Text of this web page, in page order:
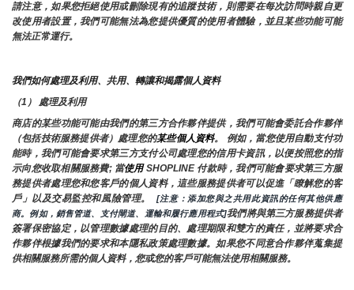
請注意，如果您拒絕使用或刪除現有的追蹤技術，則需要在每次訪問時親自更
改使用者設置，我們可能無法為您提供優質的使用者體驗，並且某些功能可能
無法正常運行。
我們如何處理及利用、共用、轉讓和揭露個人資料
（1） 處理及利用
商店的某些功能可能由我們的第三方合作夥伴提供，我們可能會委託合作夥伴
（包括技術服務提供者）處理您的某些個人資料。 例如，當您使用自動支付功
能時，我們可能會要求第三方支付公司處理您的信用卡資訊，以便按照您的指
示向您收取相關服務費; 當使用 SHOPLINE 付款時，我們可能會要求第三方服
務提供者處理您和您客戶的個人資料，這些服務提供者可以促進「瞭解您的客
戶」以及交易監控和風險管理。
[注意：添加您與之共用此資訊的任何其他供應
商。例如，銷售管道、支付閘道、運輸和履行應用程式]我們將與第三方服務提供者
簽署保密協定，以管理數據處理的目的、處理期限和雙方的責任，並將要求合
作夥伴根據我們的要求和本隱私政策處理數據。如果您不同意合作夥伴蒐集提
供相關服務所需的個人資料，您或您的客戶可能無法使用相關服務。